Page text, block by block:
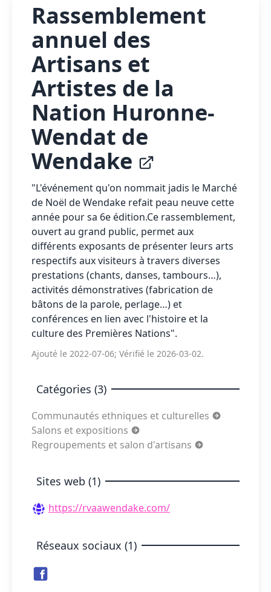
Rassemblement
annuel des
Artisans et
Artistes de la
Nation Huronne-
Wendat de
Wendake
"L'événement qu'on nommait jadis le Marché
de Noël de Wendake refait peau neuve cette
année pour sa 6e édition.Ce rassemblement,
ouvert au grand public, permet aux
différents exposants de présenter leurs arts
respectifs aux visiteurs à travers diverses
prestations (chants, danses, tambours…),
activités démonstratives (fabrication de
bâtons de la parole, perlage…) et
conférences en lien avec l'histoire et la
culture des Premières Nations".
Ajouté le 2022-07-06; Vérifié le 2026-03-02.
Catégories (3)
Communautés ethniques et culturelles
Salons et expositions
Regroupements et salon d'artisans
Sites web (1)
https://rvaawendake.com/
Réseaux sociaux (1)